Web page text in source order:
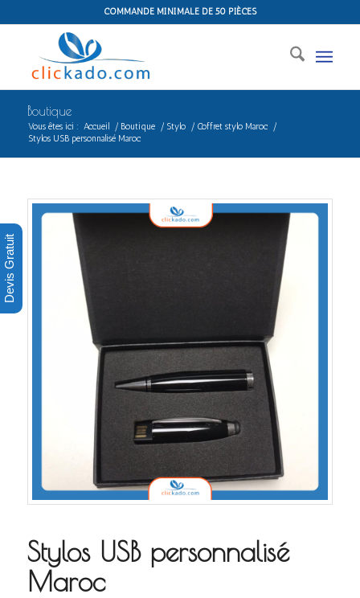
COMMANDE MINIMALE DE 50 PIÈCES
Boutique
Vous êtes ici : Accueil / Boutique / Stylo / Coffret stylo Maroc
/
Stylos USB personnalisé Maroc
Stylos USB personnalisé
Maroc
Devis Gratuit